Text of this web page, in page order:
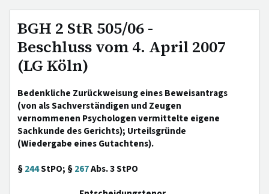
BGH 2 StR 505/06 -
Beschluss vom 4. April 2007
(LG Köln)
Bedenkliche Zurückweisung eines Beweisantrags
(von als Sachverständigen und Zeugen
vernommenen Psychologen vermittelte eigene
Sachkunde des Gerichts); Urteilsgründe
(Wiedergabe eines Gutachtens).
§244StPO; §267Abs. 3 StPO